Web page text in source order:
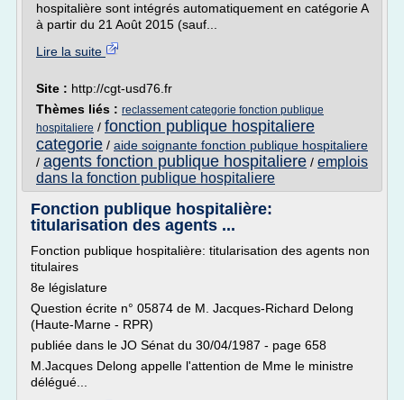
hospitalière sont intégrés automatiquement en catégorie A
à partir du 21 Août 2015 (sauf...
Lire la suite
Site : http://cgt-usd76.fr
Thèmes liés : reclassement categorie fonction publique
hospitaliere / fonction publique hospitaliere
categorie / aide soignante fonction publique hospitaliere
/ agents fonction publique hospitaliere / emplois
dans la fonction publique hospitaliere
Fonction publique hospitalière:
titularisation des agents ...
Fonction publique hospitalière: titularisation des agents non
titulaires
8e législature
Question écrite n° 05874 de M. Jacques-Richard Delong
(Haute-Marne - RPR)
publiée dans le JO Sénat du 30/04/1987 - page 658
M.Jacques Delong appelle l'attention de Mme le ministre
délégué...